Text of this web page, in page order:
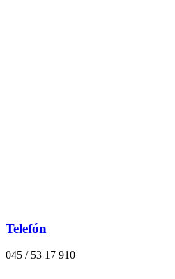
Telefón
045 / 53 17 910